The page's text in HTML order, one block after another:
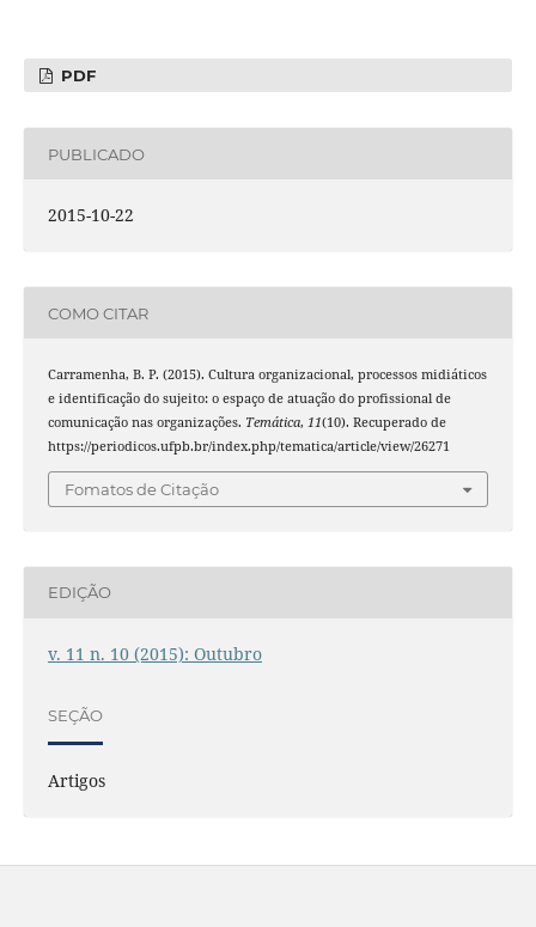
PDF
PUBLICADO
2015-10-22
COMO CITAR
Carramenha, B. P. (2015). Cultura organizacional, processos midiáticos
e identificação do sujeito: o espaço de atuação do profissional de
comunicação nas organizações. Temática, 11(10). Recuperado de
https://periodicos.ufpb.br/index.php/tematica/article/view/26271
Fomatos de Citação
EDIÇÃO
v. 11 n. 10 (2015): Outubro
SEÇÃO
Artigos